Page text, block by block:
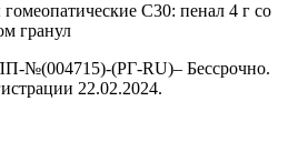
C30: пенал 4 г со
гранул
№(004715)-(РГ-RU)– Бессрочно.
22.02.2024.